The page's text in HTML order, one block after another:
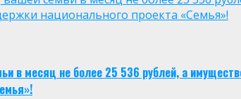
национального проекта «Семья»!
в месяц не более 25 536 рублей, а